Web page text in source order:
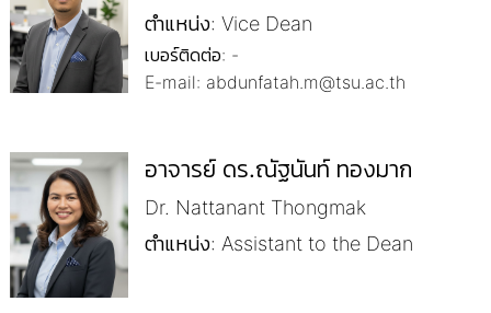
ตำแหน่ง: Vice Dean
เบอร์ติดต่อ: -
E-mail: abdunfatah.m@tsu.ac.th
อาจารย์ ดร.ณัฐนันท์ ทองมาก
Dr. Nattanant Thongmak
ตำแหน่ง: Assistant to the Dean